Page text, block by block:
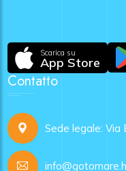
Scarica su
App Store
Contatto
Sede legale: